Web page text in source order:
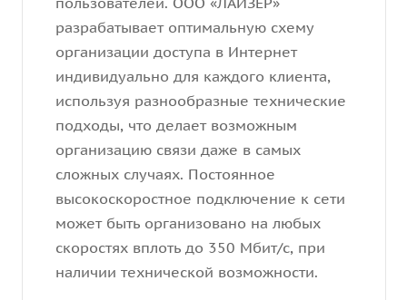
разрабатывает оптимальную схему
организации доступа в Интернет
индивидуально для каждого клиента,
используя разнообразные технические
подходы, что делает возможным
организацию связи даже в самых
сложных случаях. Постоянное
высокоскоростное подключение к сети
может быть организовано на любых
скоростях вплоть до 350 Мбит/c, при
наличии технической возможности.